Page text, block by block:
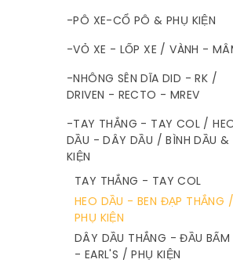
-PÔ XE-CỔ PÔ & PHỤ KIỆN
-VỎ XE - LỐP XE / VÀNH -
-NHÔNG SÊN DĨA DID - RK /
DRIVEN - RECTO - MREV
-TAY THẮNG - TAY COL /
DẦU - DÂY DẦU / BÌNH DẦU &
KIỆN
TAY THẮNG - TAY COL
HEO DẦU - BEN ĐẠP THẮNG /
PHỤ KIỆN
DÂY DẦU THẮNG - ĐẦU BẤM
- EARL'S / PHỤ KIỆN